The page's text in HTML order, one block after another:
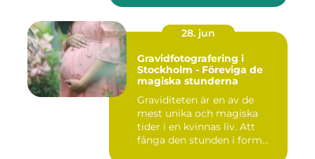
28. jun
Gravidfotografering i
Stockholm - Föreviga de
magiska stunderna
Graviditeten är en av de
mest unika och magiska
tider i en kvinnas liv. Att
fånga den stunden i form...